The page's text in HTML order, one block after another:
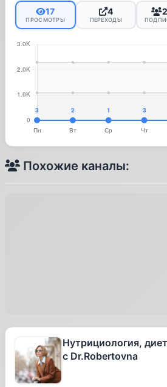
17
ПРОСМОТРЫ
4
ПЕРЕХОДЫ
Похожие каналы:
Нутрициология,
с Dr.Robertovna